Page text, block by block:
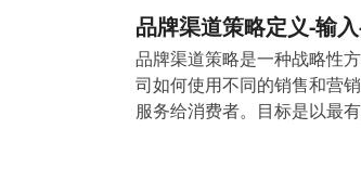
品牌渠道策略定义-输
品牌渠道策略是一种战略性
司如何使用不同的销售和营
服务给消费者。目标是以最